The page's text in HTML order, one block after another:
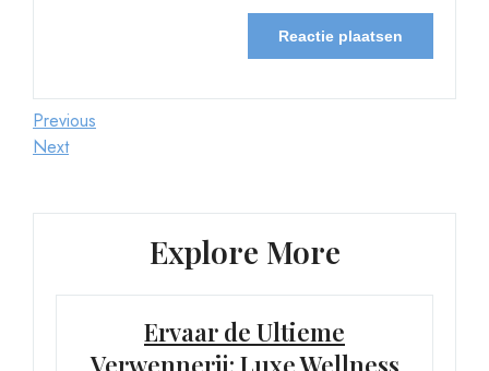
Berichtnavigatie
Previous
Post
Previous
Next
Next
Explore More
Ervaar de Ultieme
Verwennerij: Luxe Wellness